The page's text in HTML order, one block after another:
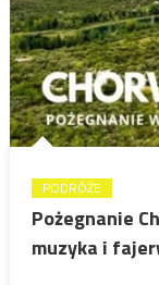
PODRÓŻE
Pożegnanie
muzyka i